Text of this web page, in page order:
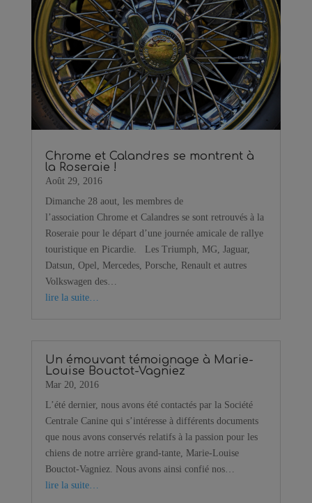
Chrome et Calandres se montrent à
la Roseraie !
Août 29, 2016
Dimanche 28 aout, les membres de
l’association Chrome et Calandres se sont retrouvés à la
Roseraie pour le départ d’une journée amicale de rallye
touristique en Picardie. Les Triumph, MG, Jaguar,
Datsun, Opel, Mercedes, Porsche, Renault et autres
Volkswagen des…
lire la suite…
Un émouvant témoignage à Marie-
Louise Bouctot-Vagniez
Mar 20, 2016
L’été dernier, nous avons été contactés par la Société
Centrale Canine qui s’intéresse à différents documents
que nous avons conservés relatifs à la passion pour les
chiens de notre arrière grand-tante, Marie-Louise
Bouctot-Vagniez. Nous avons ainsi confié nos…
lire la suite…